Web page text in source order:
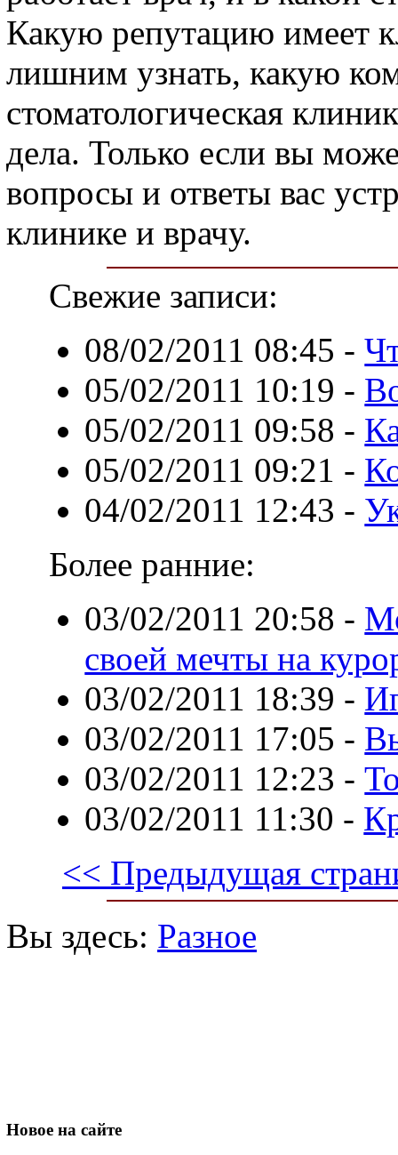
Какую репутацию имеет
лишним узнать, какую
стоматологическая
дела. Только если вы
вопросы и ответы вас
клинике и врачу.
Свежие записи:
08/02/2011 08:45 -
05/02/2011 10:19 -
05/02/2011 09:58 -
05/02/2011 09:21 -
04/02/2011 12:43 -
Более ранние:
03/02/2011 20:58 -
своей мечты на
03/02/2011 18:39 -
03/02/2011 17:05 -
03/02/2011 12:23 -
03/02/2011 11:30 -
<< Предыдущая
Вы здесь: Разное
Новое на сайте